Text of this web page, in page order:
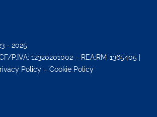
- 2025
P.IVA: 12320201002 – REA:RM-1365405 |
Policy – Cookie Policy